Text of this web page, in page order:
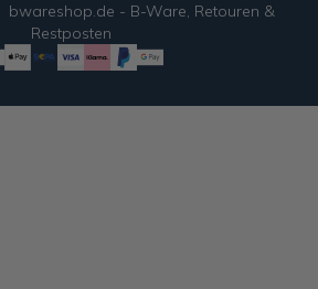
bwareshop.de - B-Ware, Retouren &
Restposten